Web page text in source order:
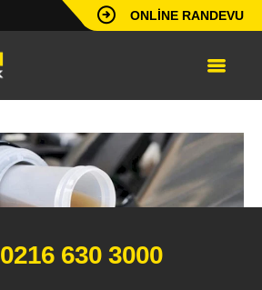
ONLINE RANDEVU
0216 630 3000